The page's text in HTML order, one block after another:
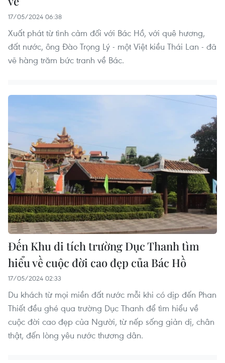
17/05/2024 06:38
Xuất phát từ tình cảm đối với Bác Hồ, với quê hương,
đất nước, ông Đào Trọng Lý - một Việt kiều Thái Lan - đã
vẽ hàng trăm bức tranh về Bác.
Đến Khu di tích trường Dục Thanh tìm
hiểu về cuộc đời cao đẹp của Bác Hồ
17/05/2024 02:33
Du khách từ mọi miền đất nước mỗi khi có dịp đến Phan
Thiết đều ghé qua trường Dục Thanh để tìm hiểu về
cuộc đời cao đẹp của Người, từ nếp sống giản dị, chân
thật, đến lòng yêu nước thương dân.